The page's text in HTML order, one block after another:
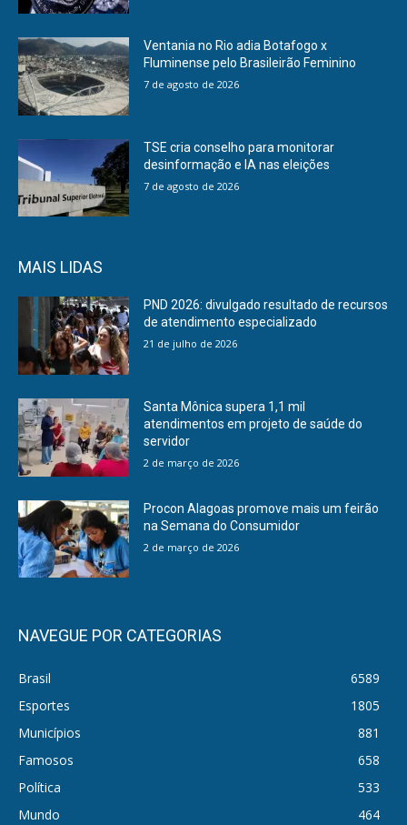
Ventania no Rio adia Botafogo x
Fluminense pelo Brasileirão Feminino
7 de agosto de 2026
TSE cria conselho para monitorar
desinformação e IA nas eleições
7 de agosto de 2026
MAIS LIDAS
PND 2026: divulgado resultado de recursos
de atendimento especializado
21 de julho de 2026
Santa Mônica supera 1,1 mil
atendimentos em projeto de saúde do
servidor
2 de março de 2026
Procon Alagoas promove mais um feirão
na Semana do Consumidor
2 de março de 2026
NAVEGUE POR CATEGORIAS
Brasil
6589
Esportes
1805
Municípios
881
Famosos
658
Política
533
Mundo
464